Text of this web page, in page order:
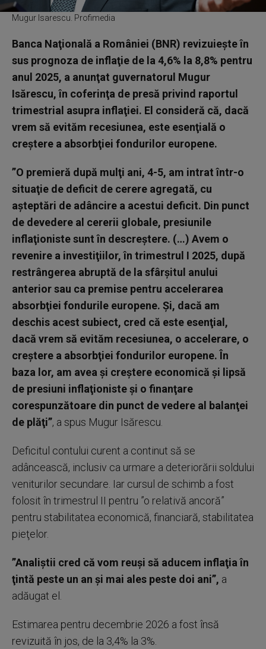
Mugur Isarescu. Profimedia
Banca Naţională a României (BNR) revizuieşte în
sus prognoza de inflaţie de la 4,6% la 8,8% pentru
anul 2025, a anunţat guvernatorul Mugur
Isărescu, în coferinţa de presă privind raportul
trimestrial asupra inflaţiei. El consideră că, dacă
vrem să evităm recesiunea, este esenţială o
creştere a absorbţiei fondurilor europene.
”O premieră după mulţi ani, 4-5, am intrat într-o
situaţie de deficit de cerere agregată, cu
aşteptări de adâncire a acestui deficit. Din punct
de devedere al cererii globale, presiunile
inflaţioniste sunt în descreştere. (…) Avem o
revenire a investiţiilor, în trimestrul I 2025, după
restrângerea abruptă de la sfârşitul anului
anterior sau ca premise pentru accelerarea
absorbţiei fondurile europene. Şi, dacă am
deschis acest subiect, cred că este esenţial,
dacă vrem să evităm recesiunea, o accelerare, o
creştere a absorbţiei fondurilor europene. În
baza lor, am avea şi creştere economică şi lipsă
de presiuni inflaţioniste şi o finanţare
corespunzătoare din punct de vedere al balanţei
de plăţi”, a spus Mugur Isărescu.
Deficitul contului curent a continut să se
adâncească, inclusiv ca urmare a deteriorării soldului
veniturilor secundare. Iar cursul de schimb a fost
folosit în trimestrul II pentru ”o relativă ancoră”
pentru stabilitatea economică, financiară, stabilitatea
pieţelor.
”Analiştii cred că vom reuşi să aducem inflaţia în
ţintă peste un an şi mai ales peste doi ani”, a
adăugat el.
Estimarea pentru decembrie 2026 a fost însă
revizuită în jos, de la 3,4% la 3%.